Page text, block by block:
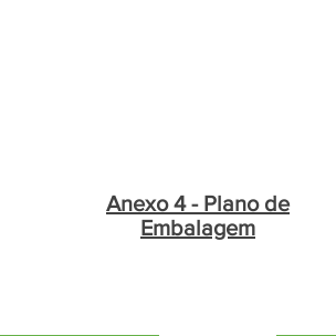
Anexo 4 - Plano de
Embalagem